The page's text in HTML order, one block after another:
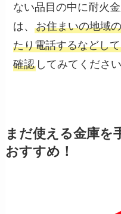
ない品目の中に耐火
は、お住まいの地域
たり電話するなどし
確認 してみてください
まだ使える金庫を
おすすめ！